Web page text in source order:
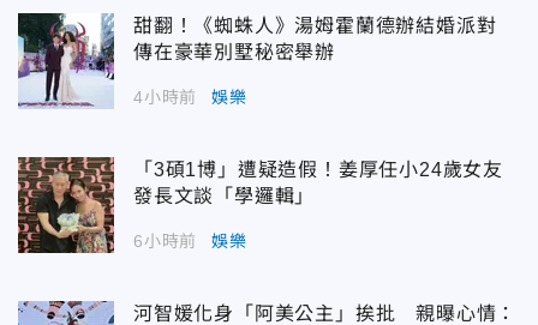
甜翻！《蜘蛛人》湯姆霍蘭德辦結婚派對
傳在豪華別墅秘密舉辦
4小時前 娛樂
「3碩1博」遭疑造假！姜厚任小24歲女友
發長文談「學邏輯」
6小時前 娛樂
河智媛化身「阿美公主」挨批 親曝心情：